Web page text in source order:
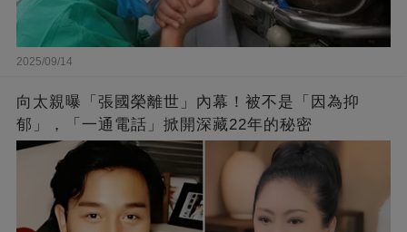
2025/09/14
向太親曝「張國榮離世」內幕！被不是「因為抑
郁」，「一通電話」掀開深藏22年的秘密